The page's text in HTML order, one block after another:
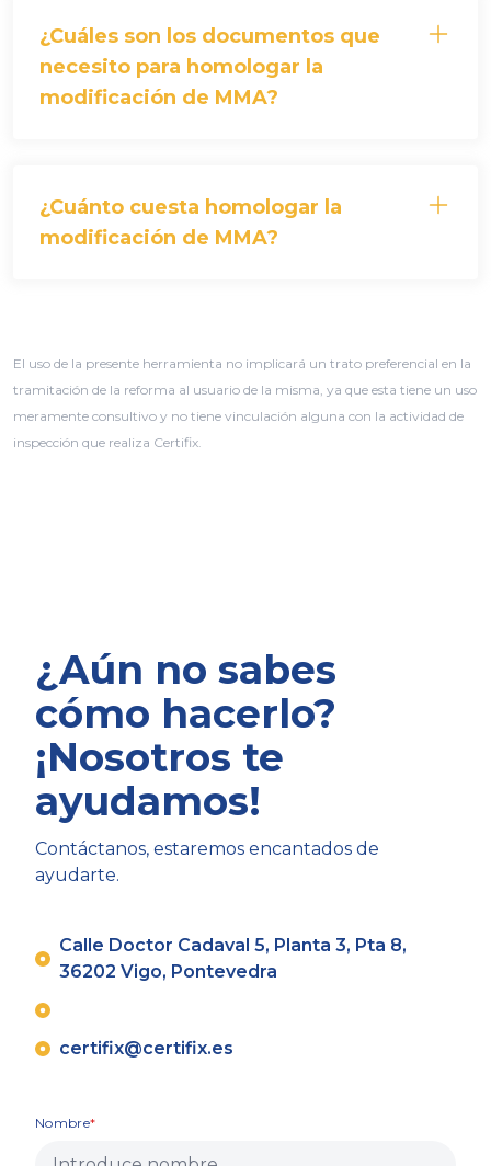
¿Cuáles son los documentos que
necesito para homologar la
modificación de MMA?
¿Cuánto cuesta homologar la
modificación de MMA?
El uso de la presente herramienta no implicará un trato preferencial en la
tramitación de la reforma al usuario de la misma, ya que esta tiene un uso
meramente consultivo y no tiene vinculación alguna con la actividad de
inspección que realiza Certifix.
¿Aún no sabes
cómo hacerlo?
¡Nosotros te
ayudamos!
Contáctanos, estaremos encantados de
ayudarte.
Calle Doctor Cadaval 5, Planta 3, Pta 8,
36202 Vigo, Pontevedra
certifix@certifix.es
Nombre